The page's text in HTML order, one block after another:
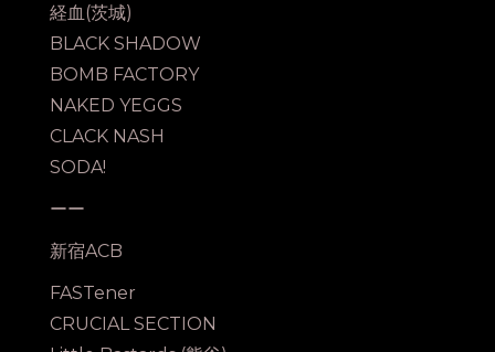
経血(茨城)
BLACK SHADOW
BOMB FACTORY
NAKED YEGGS
CLACK NASH
SODA!
ーー
新宿ACB
FASTener
CRUCIAL SECTION